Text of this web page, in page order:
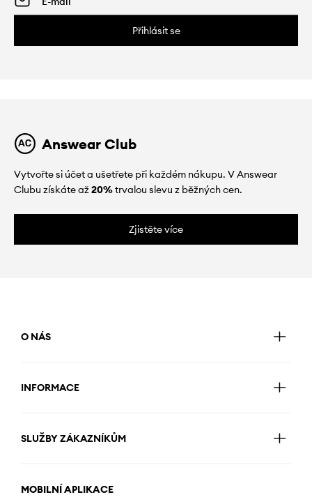
Přihlásit se
Answear Club
Vytvořte si účet a ušetřete při každém nákupu. V Answear
Clubu získáte až20%trvalou slevu z běžných cen.
Zjistěte více
O NÁS
INFORMACE
SLUŽBY ZÁKAZNÍKŮM
MOBILNÍ APLIKACE